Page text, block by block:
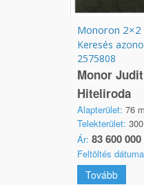
Keresés
2575808
Monor
Hiteliroda
Alapterület: 76
Telekterület:
Ár: 83 600
Feltöltés
Tovább